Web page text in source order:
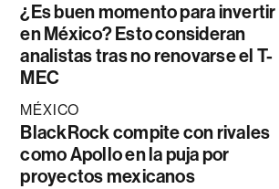
¿Es buen momento para invertir
en México? Esto consideran
analistas tras no renovarse el T-
MEC
MÉXICO
BlackRock compite con rivales
como Apollo en la puja por
proyectos mexicanos